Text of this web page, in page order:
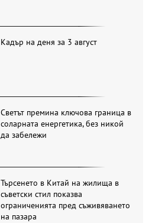
Кадър на деня за 3 август
Светът премина ключова граница в
соларната енергетика, без никой
да забележи
Търсенето в Китай на жилища в
съветски стил показва
ограниченията пред съживяването
на пазара